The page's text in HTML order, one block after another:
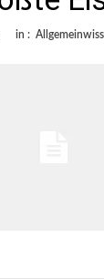
in :